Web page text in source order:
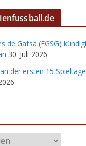
de Gafsa (EGSG)
30. Juli 2026
der ersten 15